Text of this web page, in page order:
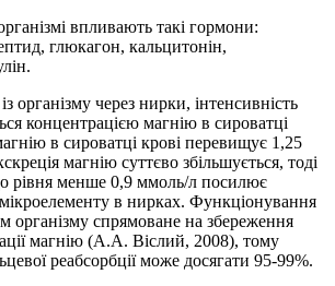
впливають такі гормони:
глюкагон, кальцитонін,
організму через нирки, інтенсивність
концентрацією магнію в сироватці
в сироватці крові перевищує 1,25
магнію суттєво збільшується, тоді
рівня менше 0,9 ммоль/л посилює
в нирках. Функціонування
організму спрямоване на збереження
магнію (А.А. Віслий, 2008), тому
реабсорбції може досягати 95-99%.